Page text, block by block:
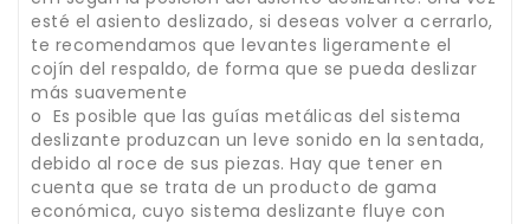
esté el asiento deslizado, si deseas volver a cerrarlo,
te recomendamos que levantes ligeramente el
cojín del respaldo, de forma que se pueda deslizar
más suavemente
o Es posible que las guías metálicas del sistema
deslizante produzcan un leve sonido en la sentada,
debido al roce de sus piezas. Hay que tener en
cuenta que se trata de un producto de gama
económica, cuyo sistema deslizante fluye con